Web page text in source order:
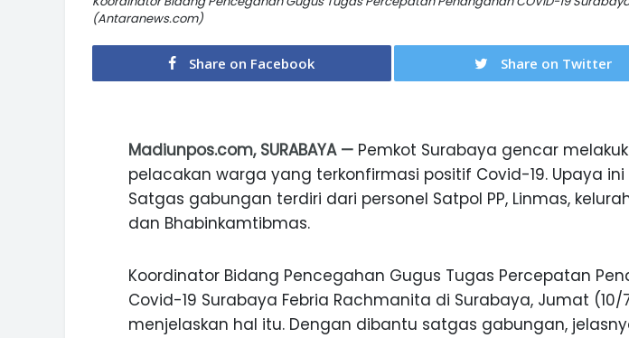
(Antaranews.com)
Share on Facebook Share on Twitter
Madiunpos.com, SURABAYA — Pemkot Surabaya gencar
pelacakan warga yang terkonfirmasi positif Covid-19. Upaya
Satgas gabungan terdiri dari personel Satpol PP, Linmas,
dan Bhabinkamtibmas.
Koordinator Bidang Pencegahan Gugus Tugas Percepatan
Covid-19 Surabaya Febria Rachmanita di Surabaya, Jumat (10/
menjelaskan hal itu. Dengan dibantu satgas gabungan,